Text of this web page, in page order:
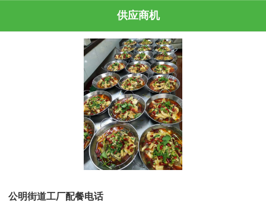
供应商机
公明街道工厂配餐电话